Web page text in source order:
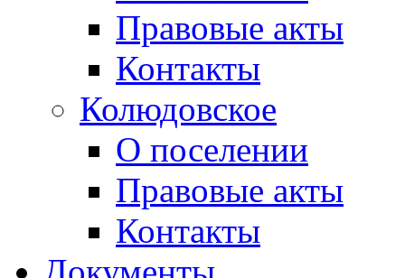
Правовые акты
Контакты
Колюдовское
О поселении
Правовые акты
Контакты